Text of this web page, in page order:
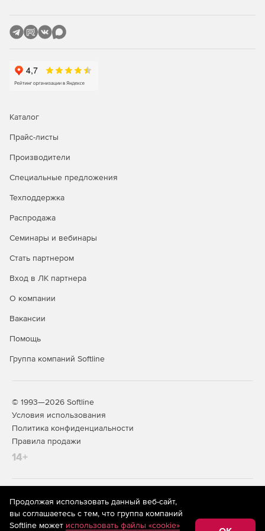
Креативный контент.
интересных творческих идей. Вступительная книга
содержит новые узоры, которые можно быстро скачать, а
все остальные материалы интегрированы прямо в
Каталог
Прайс-листы
Производители
Специальные предложения
Техподдержка
Распродажа
Семинары и вебинары
Стать партнером
Вход в ЛК партнера
О компании
Вакансии
Помощь
Группа компаний Softline
© 1993—2026 Softline
Условия использования
Политика конфиденциальности
Правила продажи
14+
На информационном ресурсе store.softline.ru применяются
рекомендательные технологии
(информационные технологии
предоставления информации на основе сбора,
систематизации и анализа сведений, относящихся к
Продолжая использовать данный веб-сайт,
вы соглашаетесь с тем, что группа компаний
Softline может использовать файлы «cookie»